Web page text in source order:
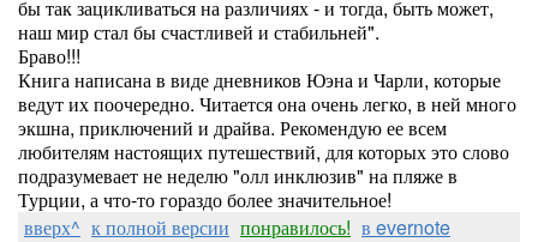
бы так зацикливаться на различиях - и тогда, быть может,
наш мир стал бы счастливей и стабильней".
Браво!!!
Книга написана в виде дневников Юэна и Чарли, которые
ведут их поочередно. Читается она очень легко, в ней много
экшна, приключений и драйва. Рекомендую ее всем
любителям настоящих путешествий, для которых это слово
подразумевает не неделю "олл инклюзив" на пляже в
Турции, а что-то гораздо более значительное!
вверх^ к полной версии понравилось! в evernote